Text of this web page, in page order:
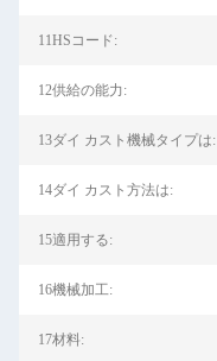
11HSコード:
12供給の能力:
13ダイ カスト機械タイプは:
14ダイ カスト方法は:
15適用する:
16機械加工:
17材料: